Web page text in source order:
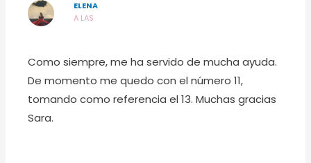
ELENA
A LAS
Como siempre, me ha servido de mucha ayuda.
De momento me quedo con el número 11,
tomando como referencia el 13. Muchas gracias
Sara.